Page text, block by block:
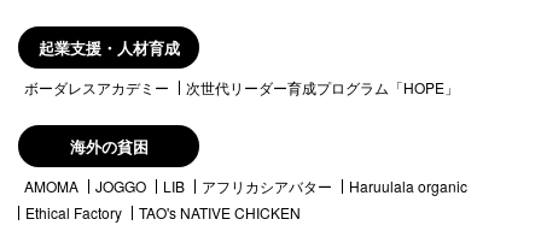
起業支援・人材育成
ボーダレスアカデミー 次世代リーダー育成プログラム「HOPE」
海外の貧困
AMOMA JOGGO LIB アフリカシアバター
Haruulala organic
Ethical Factory
TAO's NATIVE CHICKEN